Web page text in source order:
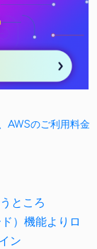
AWSのご利用料金
ところ
）機能よりロ
ン